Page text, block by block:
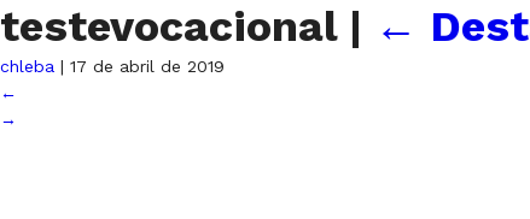
testevocacional | ←
chleba | 17 de abril de 2019
←
→